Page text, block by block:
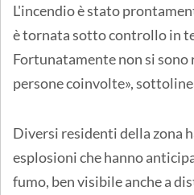
L'incendio è stato
è tornata sotto controllo in
Fortunatamente non si
persone coinvolte»,
Diversi residenti della zona
esplosioni che hanno
fumo, ben visibile anche a